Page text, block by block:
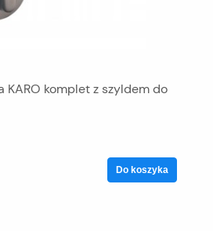
KARO komplet z szyldem do
Do koszyka